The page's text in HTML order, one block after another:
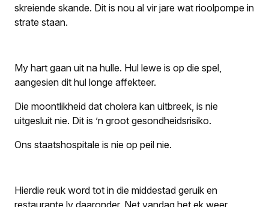
skreiende skande. Dit is nou al vir jare wat rioolpompe in
strate staan.
My hart gaan uit na hulle. Hul lewe is op die spel,
aangesien dit hul longe affekteer.
Die moontlikheid dat cholera kan uitbreek, is nie
uitgesluit nie. Dit is ’n groot gesondheidsrisiko.
Ons staatshospitale is nie op peil nie.
Hierdie reuk word tot in die middestad geruik en
restaurante ly daaronder. Net vandag het ek weer